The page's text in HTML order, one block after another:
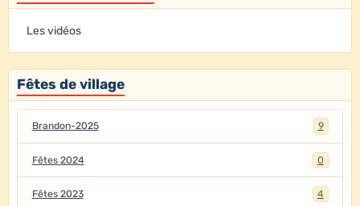
Les vidéos
Fêtes de village
Brandon-2025 9
Fêtes 2024 0
Fêtes 2023 4